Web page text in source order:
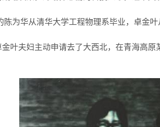
陈为华从清华大学工程物理系毕业，卓金叶
叶夫妇主动申请去了大西北，在青海高